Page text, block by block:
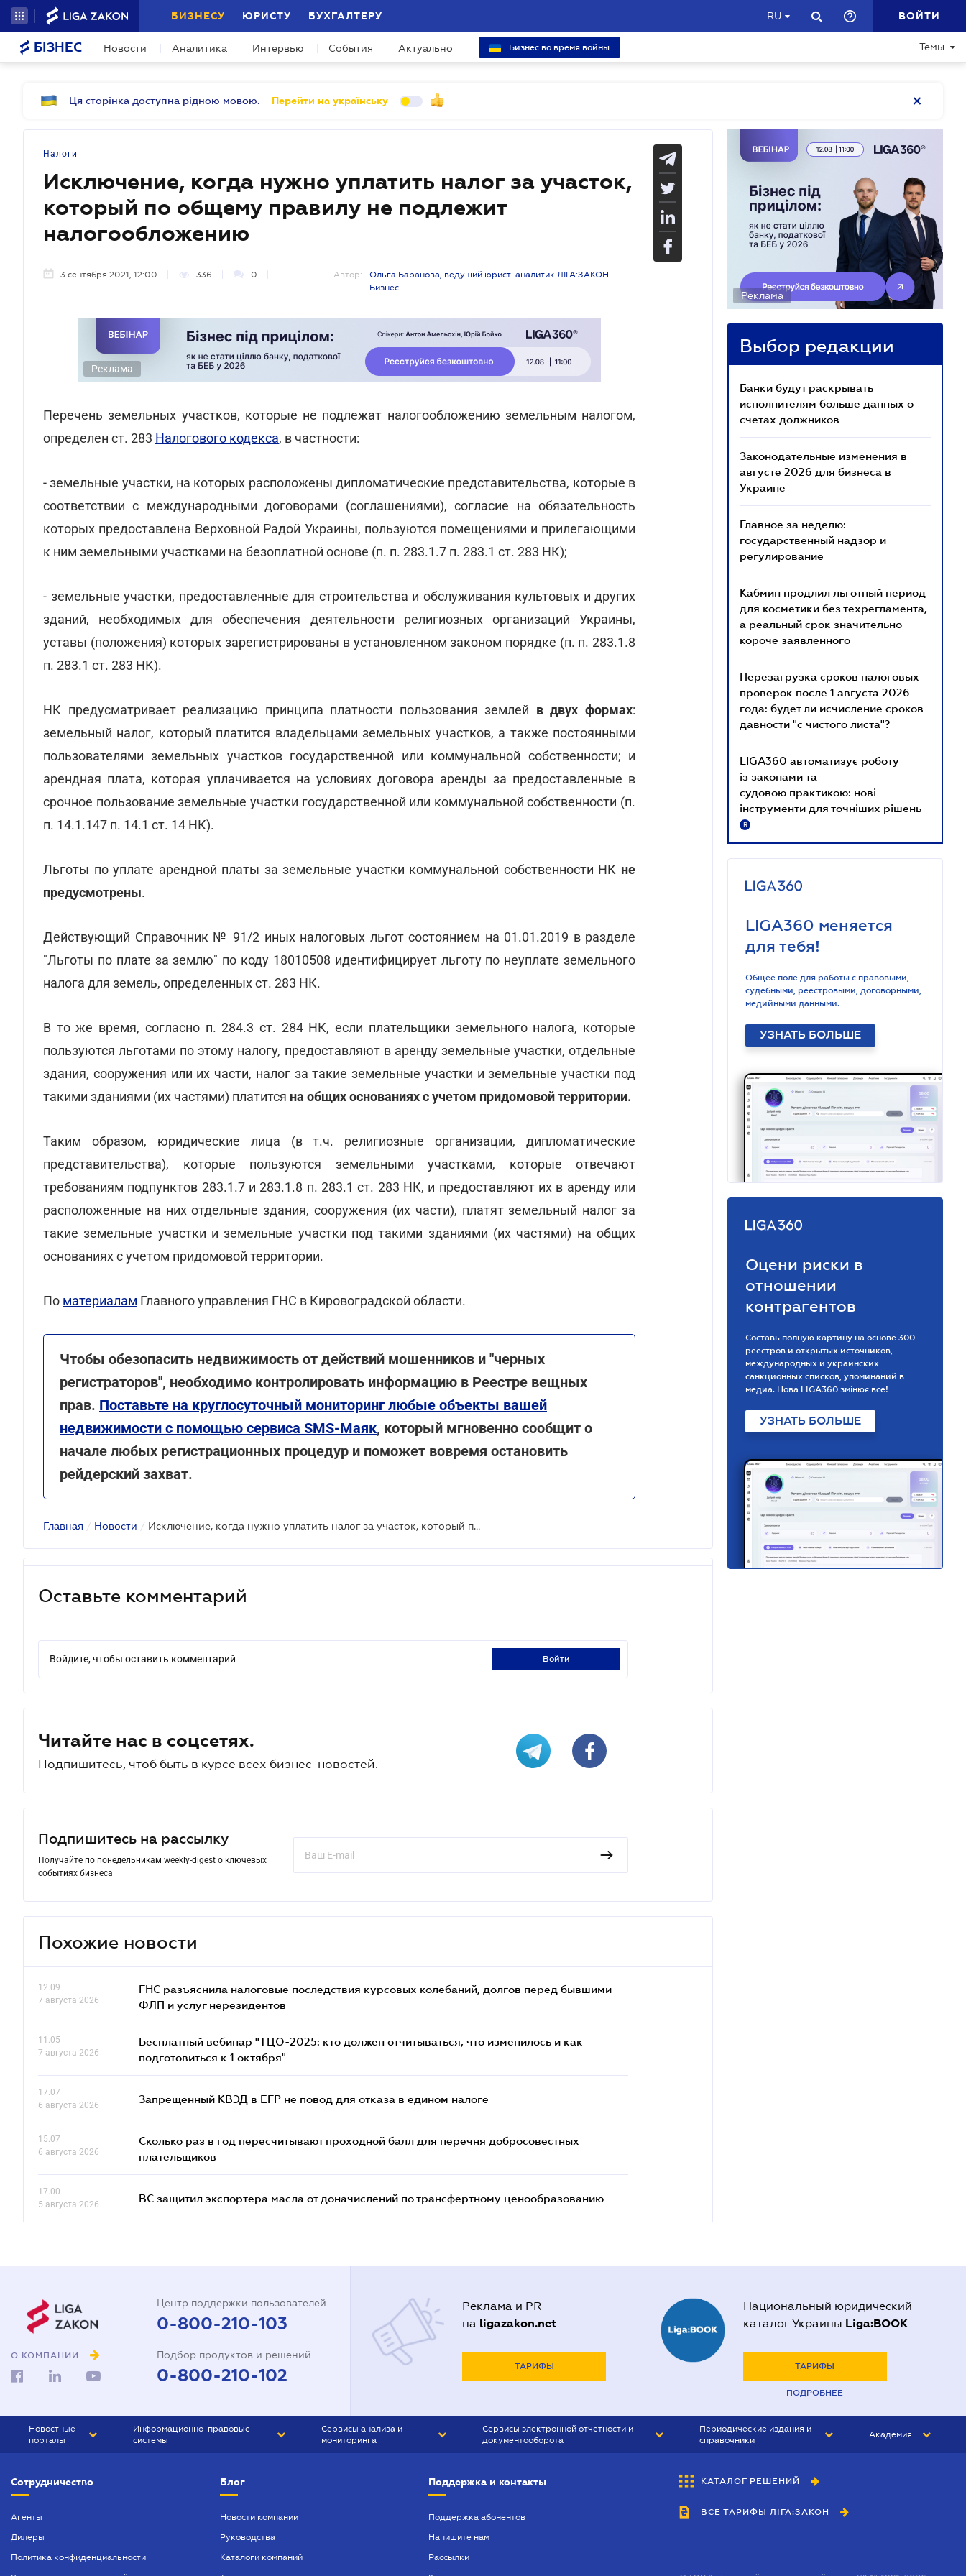
БИЗНЕСУ ЮРИСТУ БУХГАЛТЕРУ RU ВОЙТИ
БІЗНЕС Новости Аналитика Интервью События Актуально Бизнес во время войны Темы
Ця сторінка доступна рідною мовою. Перейти на українську
Налоги
Исключение, когда нужно уплатить налог за участок,
который по общему правилу не подлежит
налогообложению
3 сентября 2021, 12:00 336 0 Автор:
Ольга Баранова, ведущий юрист-аналитик ЛІГА:ЗАКОН
Бизнес
Реклама
Перечень земельных участков, которые не подлежат налогообложению земельным налогом,
определен ст. 283 Налогового кодекса, в частности:
- земельные участки, на которых расположены дипломатические представительства, которые в
соответствии с международными договорами (соглашениями), согласие на обязательность
которых предоставлена Верховной Радой Украины, пользуются помещениями и прилегающими
к ним земельными участками на безоплатной основе (п. п. 283.1.7 п. 283.1 ст. 283 НК);
- земельные участки, предоставленные для строительства и обслуживания культовых и других
зданий, необходимых для обеспечения деятельности религиозных организаций Украины,
уставы (положения) которых зарегистрированы в установленном законом порядке (п. п. 283.1.8
п. 283.1 ст. 283 НК).
НК предусматривает реализацию принципа платности пользования землей в двух формах:
земельный налог, который платится владельцами земельных участков, а также постоянными
пользователями земельных участков государственной или коммунальной собственности; и
арендная плата, которая уплачивается на условиях договора аренды за предоставленные в
срочное пользование земельные участки государственной или коммунальной собственности (п.
п. 14.1.147 п. 14.1 ст. 14 НК).
Льготы по уплате арендной платы за земельные участки коммунальной собственности НК не
предусмотрены.
Действующий Справочник № 91/2 иных налоговых льгот состоянием на 01.01.2019 в разделе
"Льготы по плате за землю" по коду 18010508 идентифицирует льготу по неуплате земельного
налога для земель, определенных ст. 283 НК.
В то же время, согласно п. 284.3 ст. 284 НК, если плательщики земельного налога, которые
пользуются льготами по этому налогу, предоставляют в аренду земельные участки, отдельные
здания, сооружения или их части, налог за такие земельные участки и земельные участки под
такими зданиями (их частями) платится на общих основаниях с учетом придомовой территории.
Таким образом, юридические лица (в т.ч. религиозные организации, дипломатические
представительства), которые пользуются земельными участками, которые отвечают
требованиям подпунктов 283.1.7 и 283.1.8 п. 283.1 ст. 283 НК, и предоставляют их в аренду или
расположенные на них отдельные здания, сооружения (их части), платят земельный налог за
такие земельные участки и земельные участки под такими зданиями (их частями) на общих
основаниях с учетом придомовой территории.
По материалам Главного управления ГНС в Кировоградской области.
Чтобы обезопасить недвижимость от действий мошенников и "черных
регистраторов", необходимо контролировать информацию в Реестре вещных
прав. Поставьте на круглосуточный мониторинг любые объекты вашей
недвижимости с помощью сервиса SMS-Маяк, который мгновенно сообщит о
начале любых регистрационных процедур и поможет вовремя остановить
рейдерский захват.
Главная / Новости / Исключение, когда нужно уплатить налог за участок, который по общему правилу не подлежит налогообложению
Оставьте комментарий
Войдите, чтобы оставить комментарий войти
Читайте нас в соцсетях.
Подпишитесь, чтоб быть в курсе всех бизнес-новостей.
Подпишитесь на рассылку
Получайте по понедельникам weekly-digest о ключевых
событиях бизнеса
Похожие новости
12.09
7 августа 2026
ГНС разъяснила налоговые последствия курсовых колебаний, долгов перед бывшими
ФЛП и услуг нерезидентов
11.05
7 августа 2026
Бесплатный вебинар "ТЦО-2025: кто должен отчитываться, что изменилось и как
подготовиться к 1 октября"
17.07
6 августа 2026
Запрещенный КВЭД в ЕГР не повод для отказа в едином налоге
15.07
6 августа 2026
Сколько раз в год пересчитывают проходной балл для перечня добросовестных
плательщиков
17.00
5 августа 2026
ВС защитил экспортера масла от доначислений по трансфертному ценообразованию
Реклама
Выбор редакции
Банки будут раскрывать
исполнителям больше данных о
счетах должников
Законодательные изменения в
августе 2026 для бизнеса в
Украине
Главное за неделю:
государственный надзор и
регулирование
Кабмин продлил льготный период
для косметики без техрегламента,
а реальный срок значительно
короче заявленного
Перезагрузка сроков налоговых
проверок после 1 августа 2026
года: будет ли исчисление сроков
давности "с чистого листа"?
LIGA360 автоматизує роботу
із законами та
судовою практикою: нові
інструменти для точніших рішень
R
LIGA360 меняется
для тебя!
Общее поле для работы с правовыми,
судебными, реестровыми, договорными,
медийными данными.
УЗНАТЬ БОЛЬШЕ
Оцени риски в
отношении
контрагентов
Составь полную картину на основе 300
реестров и открытых источников,
международных и украинских
санкционных списков, упоминаний в
медиа. Нова LIGA360 змінює все!
УЗНАТЬ БОЛЬШЕ
О КОМПАНИИ
Центр поддержки пользователей
0-800-210-103
Подбор продуктов и решений
0-800-210-102
Реклама и PR
на ligazakon.net
ТАРИФЫ
Национальный юридический
каталог Украины Liga:BOOK
ТАРИФЫ
ПОДРОБНЕЕ
Новостные
порталы
БИЗНЕС
Информационно-правовые
системы
БУХГАЛТЕР ПРОФ
ЮРИСТ ПРОФ
Сервисы анализа и
мониторинга
Сервисы электронной отчетности и
документооборота
Периодические издания и
справочники
БУХГАЛТЕР&ЗАКОН
ВЕСТНИК МСФО
Академия
Сотрудничество
Агенты
Дилеры
Политика конфиденциальности
Блог
Новости компании
Руководства
Каталоги компаний
Поддержка и контакты
Поддержка абонентов
Напишите нам
Рассылки
КАТАЛОГ РЕШЕНИЙ
ВСЕ ТАРИФЫ ЛІГА:ЗАКОН